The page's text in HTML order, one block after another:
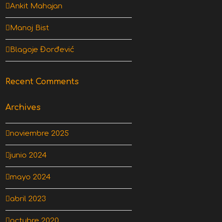
Ankit Mahajan
Manoj Bist
Blagoje Đorđević
Recent Comments
Archives
noviembre 2025
junio 2024
mayo 2024
abril 2023